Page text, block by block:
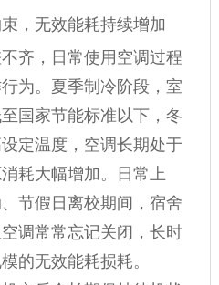
，无效能耗持续增加
齐，日常使用空调过程
为。夏季制冷阶段，室
国家节能标准以下，冬
定温度，空调长期处于
耗大幅增加。日常上
节假日离校期间，宿舍
调常常忘记关闭，长时
的无效能耗损耗。